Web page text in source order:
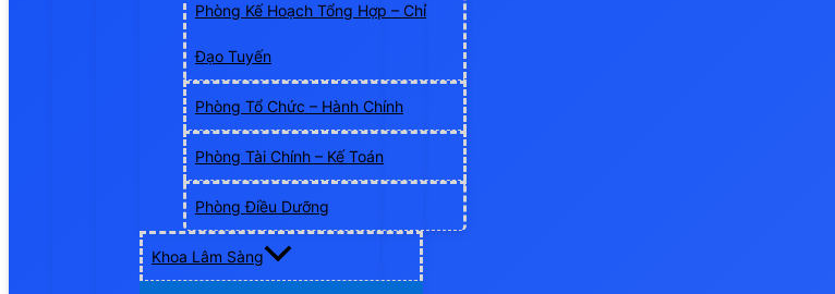
Phòng Kế Hoạch Tổng Hợp – Chỉ
Đạo Tuyến
Phòng Tổ Chức – Hành Chính
Phòng Tài Chính – Kế Toán
Phòng Điều Dưỡng
Khoa Lâm Sàng